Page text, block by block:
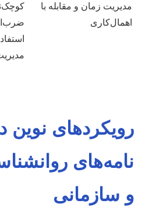
مدیریت زمان و مقابله با
اهمال‌کاری
رویکردهای نوین
نامه‌های
و سازمانی